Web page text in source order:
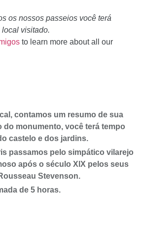
os nossos passeios você terá
visitado.
to learn more about all our
contamos um resumo de sua
do monumento, você terá tempo
castelo e dos jardins.
passamos pelo simpático vilarejo
após o século XlX pelos seus
Stevenson.
de 5 horas.